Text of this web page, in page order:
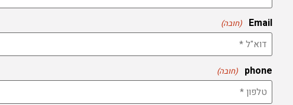
Email (חובה)
phone (חובה)